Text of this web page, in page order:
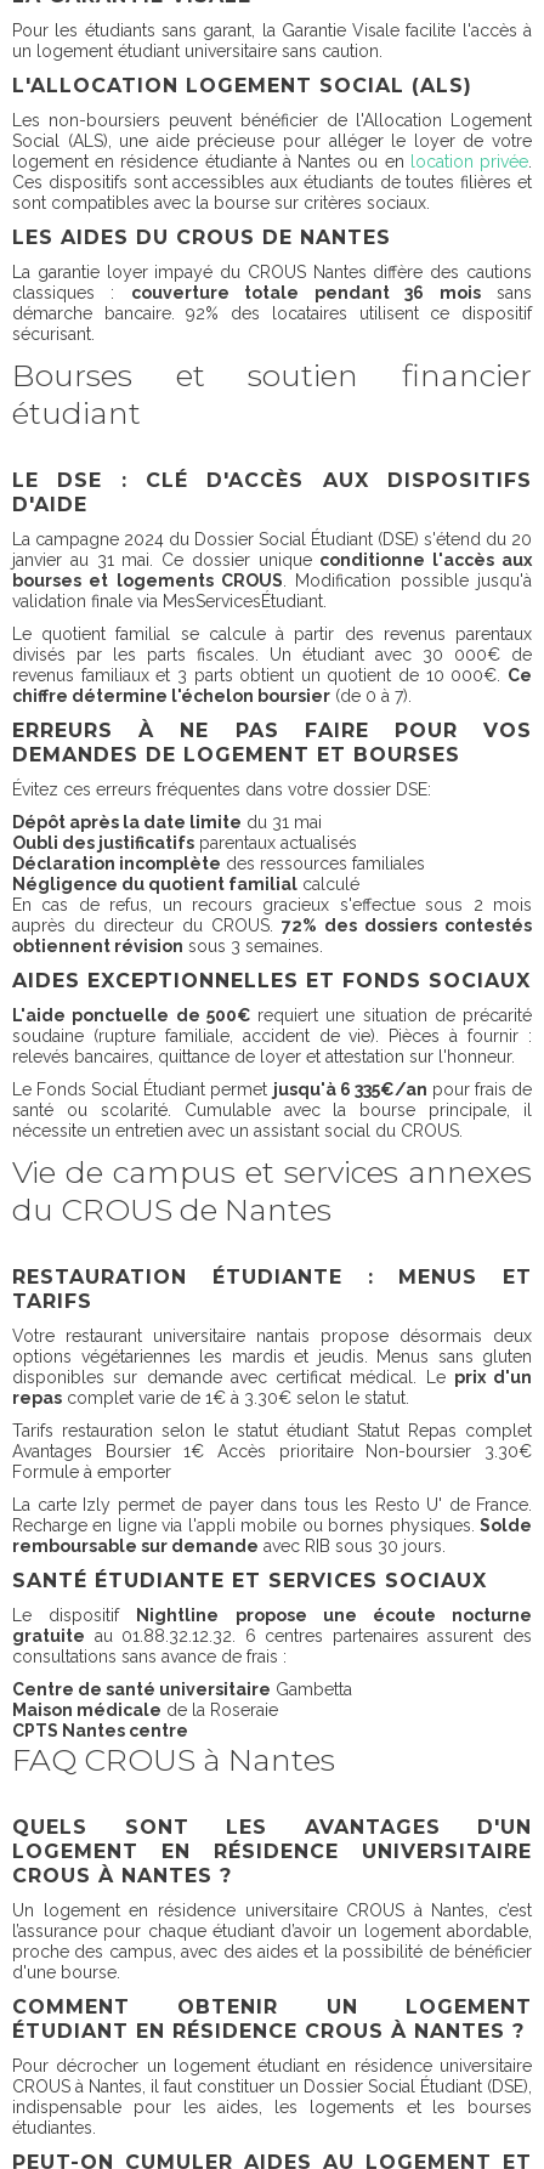
Pour les étudiants sans garant, la Garantie Visale facilite l'accès à
un logement étudiant universitaire sans caution.
L'ALLOCATION LOGEMENT SOCIAL (ALS)
Les non-boursiers peuvent bénéficier de l'Allocation Logement
Social (ALS), une aide précieuse pour alléger le loyer de votre
logement en résidence étudiante à Nantes ou en
location privée
Ces dispositifs sont accessibles aux étudiants de toutes filières et
sont compatibles avec la bourse sur critères sociaux.
LES AIDES DU CROUS DE NANTES
La garantie loyer impayé du CROUS Nantes diffère des cautions
classiques : couverture totale pendant 36 moissans
démarche bancaire. 92% des locataires utilisent ce dispositif
sécurisant.
Bourses et soutien financier
étudiant
LE DSE : CLÉ D'ACCÈS AUX DISPOSITIFS
D'AIDE
La campagne 2024 du Dossier Social Étudiant (DSE) s'étend du 20
janvier au 31 mai. Ce dossier unique conditionne l'accès aux
bourses et logements CROUS . Modification possible jusqu'à
validation finale via MesServicesÉtudiant.
Le quotient familial se calcule à partir des revenus parentaux
divisés par les parts fiscales. Un étudiant avec 30 000€ de
revenus familiaux et 3 parts obtient un quotient de 10 000€. Ce
chiffre détermine l'échelon boursier (de 0 à 7).
ERREURS À NE PAS FAIRE POUR VOS
DEMANDES DE LOGEMENT ET BOURSES
Évitez ces erreurs fréquentes dans votre dossier DSE:
Dépôt après la date limite du 31 mai
Oubli des justificatifs parentaux actualisés
Déclaration incomplète des ressources familiales
Négligence du quotient familial calculé
En cas de refus, un recours gracieux s'effectue sous 2 mois
auprès du directeur du CROUS. 72% des dossiers contestés
obtiennent révision sous 3 semaines.
AIDES EXCEPTIONNELLES ET FONDS SOCIAUX
L'aide ponctuelle de 500€ requiert une situation de précarité
soudaine (rupture familiale, accident de vie). Pièces à fournir :
relevés bancaires, quittance de loyer et attestation sur l'honneur.
Le Fonds Social Étudiant permet jusqu'à 6 335€/an pour frais de
santé ou scolarité. Cumulable avec la bourse principale, il
nécessite un entretien avec un assistant social du CROUS.
Vie de campus et services annexes
du CROUS de Nantes
RESTAURATION ÉTUDIANTE : MENUS ET
TARIFS
Votre restaurant universitaire nantais propose désormais deux
options végétariennes les mardis et jeudis. Menus sans gluten
disponibles sur demande avec certificat médical. Le prix d'un
repas complet varie de 1€ à 3.30€ selon le statut.
Tarifs restauration selon le statut étudiant Statut Repas complet
Avantages Boursier 1€ Accès prioritaire Non-boursier 3.30€
Formule à emporter
La carte Izly permet de payer dans tous les Resto U' de France.
Recharge en ligne via l'appli mobile ou bornes physiques. Solde
remboursable sur demande avec RIB sous 30 jours.
SANTÉ ÉTUDIANTE ET SERVICES SOCIAUX
Le dispositif
Nightline propose une écoute nocturne
gratuite au 01.88.32.12.32. 6 centres partenaires assurent des
consultations sans avance de frais :
Centre de santé universitaire Gambetta
Maison médicale de la Roseraie
CPTS Nantes centre
FAQ CROUS à Nantes
QUELS SONT LES AVANTAGES D'UN
LOGEMENT EN RÉSIDENCE UNIVERSITAIRE
CROUS À NANTES ?
Un logement en résidence universitaire CROUS à Nantes, c’est
l’assurance pour chaque étudiant d’avoir un logement abordable,
proche des campus, avec des aides et la possibilité de bénéficier
d'une bourse.
COMMENT OBTENIR UN LOGEMENT
ÉTUDIANT EN RÉSIDENCE CROUS À NANTES ?
Pour décrocher un logement étudiant en résidence universitaire
CROUS à Nantes, il faut constituer un Dossier Social Étudiant (DSE),
indispensable pour les aides, les logements et les bourses
étudiantes.
PEUT-ON CUMULER AIDES AU LOGEMENT ET